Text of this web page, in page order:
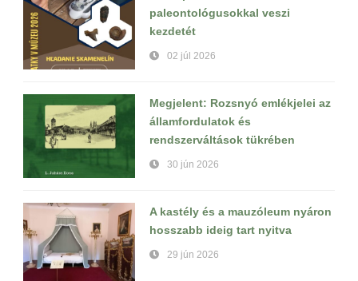
paleontológusokkal veszi
kezdetét
02 júl 2026
Megjelent: Rozsnyó emlékjelei az
államfordulatok és
rendszerváltások tükrében
30 jún 2026
A kastély és a mauzóleum nyáron
hosszabb ideig tart nyitva
29 jún 2026